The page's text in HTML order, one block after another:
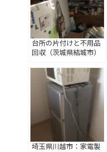
台所の片付けと不用品
回収（茨城県結城市）
埼玉県川越市：家電製